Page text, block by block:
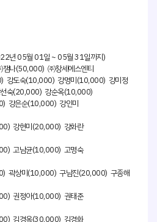
년 05월 01일 ~ 05월 31일까지)
나(50,000) ㈜창세에스엔티
강도숙(10,000) 강명미(10,000) 강미정
숙(20,000) 강순옥(10,000)
강은순(10,000) 강인미
강현미(20,000) 강화란
고남균(10,000) 고명숙
곽상미(10,000) 구남진(20,000) 구종해
권정아(10,000) 권태준
김경옥(30,000) 김경화